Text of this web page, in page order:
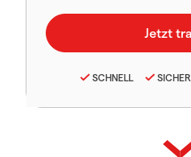
SCHNELL SICHER